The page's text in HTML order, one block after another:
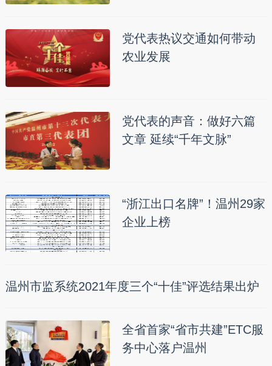
党代表热议交通如何带动
农业发展
党代表的声音：做好六篇
文章 延续“千年文脉”
“浙江出口名牌”！温州29家
企业上榜
温州市监系统2021年度三个“十佳”评选结果出炉
全省首家“省市共建”ETC服
务中心落户温州